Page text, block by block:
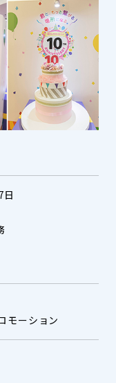
モーション